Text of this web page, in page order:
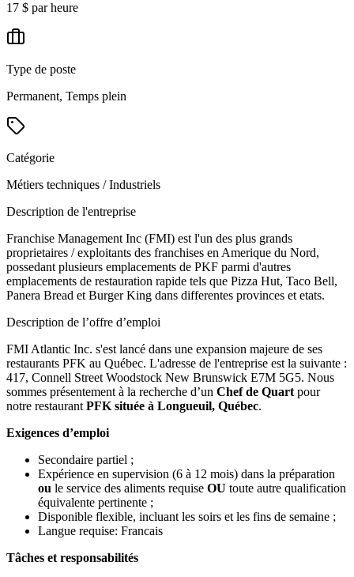
17 $ par heure
Type de poste
Permanent, Temps plein
Catégorie
Métiers techniques / Industriels
Description de l'entreprise
Franchise Management Inc (FMI) est l'un des plus grands
proprietaires / exploitants des franchises en Amerique du Nord,
possedant plusieurs emplacements de PKF parmi d'autres
emplacements de restauration rapide tels que Pizza Hut, Taco Bell,
Panera Bread et Burger King dans differentes provinces et etats.
Description de l’offre d’emploi
FMI Atlantic Inc. s'est lancé dans une expansion majeure de ses
restaurants PFK au Québec. L'adresse de l'entreprise est la suivante :
417, Connell Street Woodstock New Brunswick E7M 5G5. Nous
sommes présentement à la recherche d’un Chef de Quart pour
notre restaurant PFK située à Longueuil, Québec.
Exigences d’emploi
Secondaire partiel ;
Expérience en supervision (6 à 12 mois) dans la préparation
ou le service des aliments requise OU toute autre qualification
équivalente pertinente ;
Disponible flexible, incluant les soirs et les fins de semaine ;
Langue requise: Francais
Tâches et responsabilités